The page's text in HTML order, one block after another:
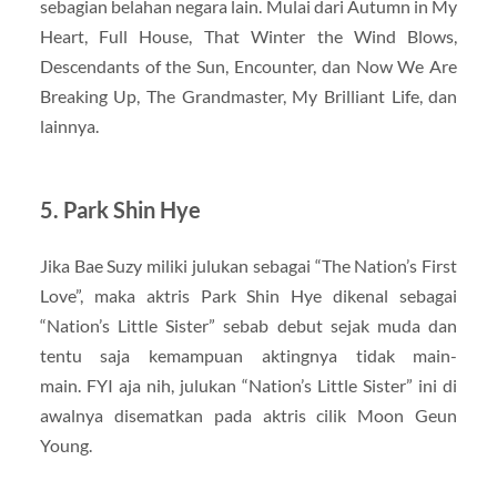
sebagian belahan negara lain. Mulai dari Autumn in My
Heart, Full House, That Winter the Wind Blows,
Descendants of the Sun, Encounter, dan Now We Are
Breaking Up, The Grandmaster, My Brilliant Life, dan
lainnya.
5. Park Shin Hye
Jika Bae Suzy miliki julukan sebagai “The Nation’s First
Love”, maka aktris Park Shin Hye dikenal sebagai
“Nation’s Little Sister” sebab debut sejak muda dan
tentu saja kemampuan aktingnya tidak main-
main. FYI aja nih, julukan “Nation’s Little Sister” ini di
awalnya disematkan pada aktris cilik Moon Geun
Young.